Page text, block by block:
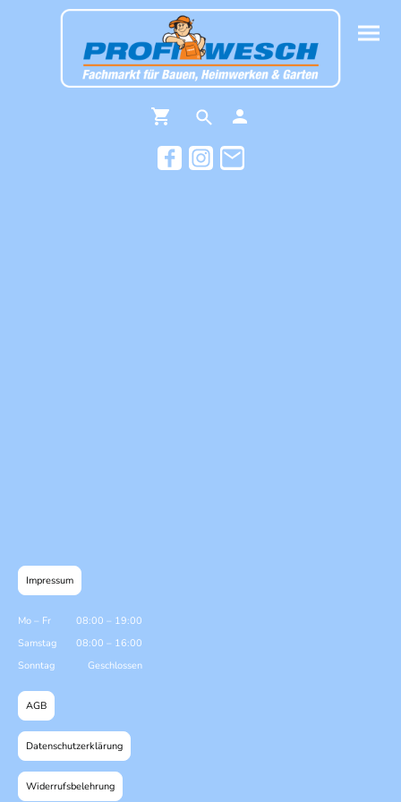
Impressum
Mo – Fr 08:00 – 19:00
Samstag
08:00 – 16:00
Sonntag
Geschlossen
AGB
Datenschutzerklärung
Widerrufsbelehrung